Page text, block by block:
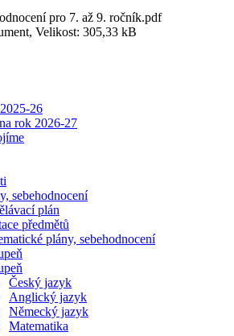
pro 7. až 9. ročník.pdf
Velikost: 305,33 kB
26
rok 2026-27
sebehodnocení
plán
předmětů
plány, sebehodnocení
Český jazyk
Anglický jazyk
Německý jazyk
Matematika